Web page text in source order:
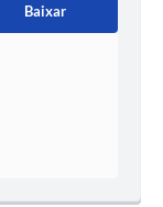
Baixar